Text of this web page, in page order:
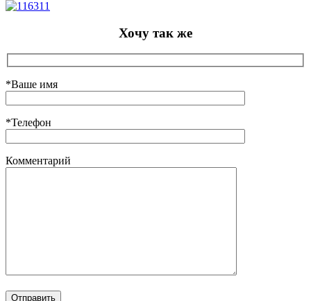
Хочу так же
*Ваше имя
*Телефон
Комментарий